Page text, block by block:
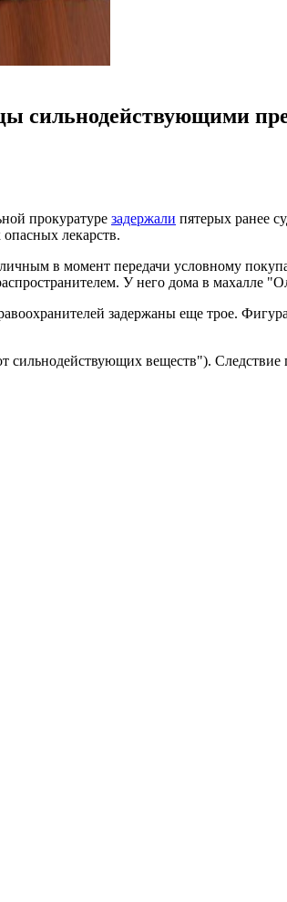
сильнодействующими
прокуратуре задержали пятерых ранее
лекарств.
в момент передачи условному
У него дома в махалле
задержаны еще трое.
сильнодействующих веществ"). Следствие